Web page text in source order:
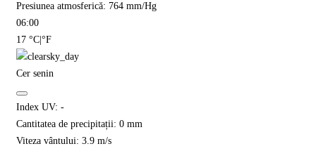
Presiunea atmosferică: 764 mm/Hg
06:00
17 °C °F
Cer senin
Index UV: -
Cantitatea de precipitații: 0 mm
Viteza vântului: 3.9 m/s